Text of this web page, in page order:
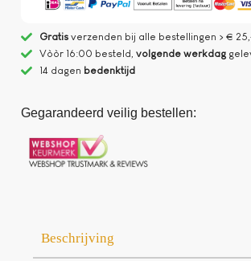
Gratisverzenden bij alle bestellingen > €
Vòòr 16:00 besteld, volgende werkdag
14 dagen bedenktijd
Gegarandeerd veilig bestellen:
Beschrijving